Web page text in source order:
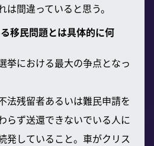
間違っていると思う。
移民問題とは具体的に何
挙における最大の争点となっ
法残留者あるいは難民申請を
らず送還できないでいる人に
発していること。車がクリス